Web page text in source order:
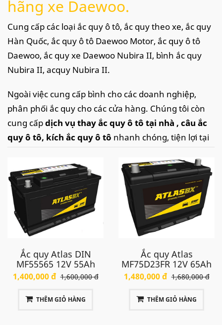
hãng xe Daewoo.
Cung cấp các loại ắc quy ô tô, ắc quy theo xe, ắc quy
Hàn Quốc, ắc quy ô tô Daewoo Motor, ắc quy ô tô
Daewoo, ắc quy xe Daewoo Nubira II, bình ắc quy
Nubira II, acquy Nubira II.
Ngoài việc cung cấp bình cho các doanh nghiệp,
phân phối ắc quy cho các cửa hàng. Chúng tôi còn
cung cấpdịch vụ thay ắc quy ô tô tại nhà , câu ắc
quy ô tô, kích ắc quy ô tô nhanh chóng, tiện lợi tại
Thanh Hoá, Ninh Bình, Hồ Chí Minh ( Tp.HCM), Đà
Nẵng, Hải Phòng, Vĩnh Phúc, Bắc Ninh, Bắc Giang,
Thái Nguyên,... với tốc độ nhanh chóng kịp thời và
dịch vụ chuyên nghiệp, chắc chắn sẽ làm hài lòng
quý khách.
Ắc quy cho xe Daewoo Nubira II
Xe Daewoo Nubira IIdùng bình ắc quy 12V - 60Ah cọc
phải (R), có mã MF55D23R.
Tham khảo chi tiết về ắc quy Atlas MF55D23R dưới
Ắc quy Atlas DIN
MF55565 12V 55Ah
1,400,000 đ 1,600,000 đ
THÊM GIỎ HÀNG
Ắc quy Atlas
MF75D23FR 12V 65Ah
1,480,000 đ 1,680,000 đ
THÊM GIỎ HÀNG